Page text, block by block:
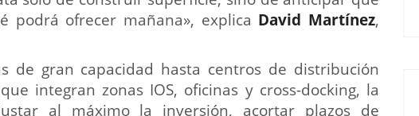
podrá ofrecer mañana», explica David Martínez,
de gran capacidad hasta centros de distribución
integran zonas IOS, oficinas y cross-docking, la
al máximo la inversión, acortar plazos de